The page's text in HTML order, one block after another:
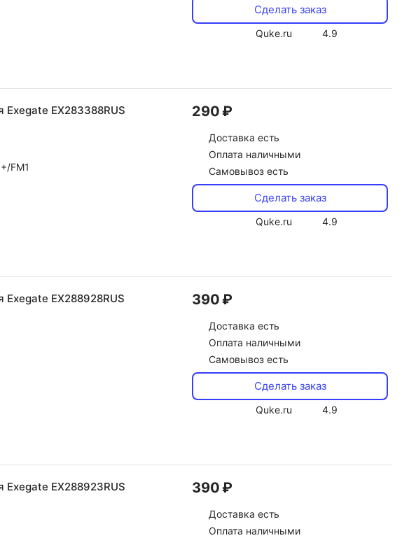
Сделать заказ
Quke.ru 4.9
EX283388RUS
FM1
290 ₽
Доставка есть
Оплата наличными
Самовывоз есть
Сделать заказ
Quke.ru 4.9
EX288928RUS 390 ₽
Доставка есть
Оплата наличными
Самовывоз есть
Сделать заказ
Quke.ru 4.9
EX288923RUS 390 ₽
Доставка есть
Оплата наличными